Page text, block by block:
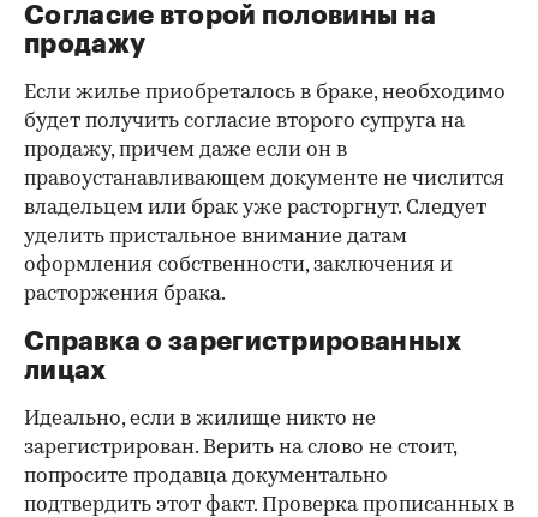
Согласие второй половины на
продажу
Если жилье приобреталось в браке, необходимо
будет получить согласие второго супруга на
продажу, причем даже если он в
правоустанавливающем документе не числится
владельцем или брак уже расторгнут. Следует
уделить пристальное внимание датам
оформления собственности, заключения и
расторжения брака.
Справка о зарегистрированных
лицах
Идеально, если в жилище никто не
зарегистрирован. Верить на слово не стоит,
попросите продавца документально
подтвердить этот факт. Проверка прописанных в